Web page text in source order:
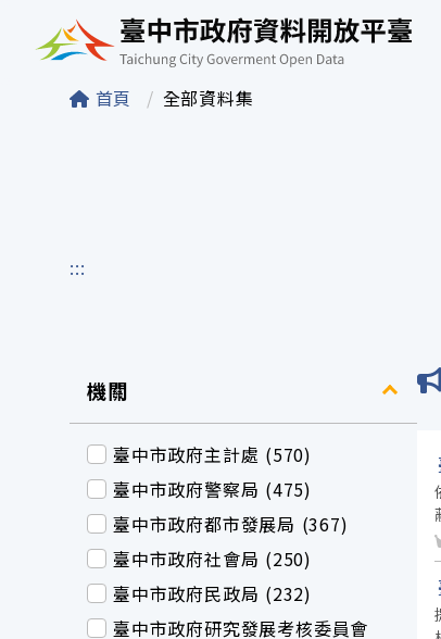
臺中市政府資料
首頁 全部資料集
:::
機關
臺中市政府主計處 (570)
臺中市政府警察局 (475)
臺中市政府都市發展局 (367)
臺中市政府社會局 (250)
臺中市政府民政局 (232)
臺中市政府研究發展考核委員會